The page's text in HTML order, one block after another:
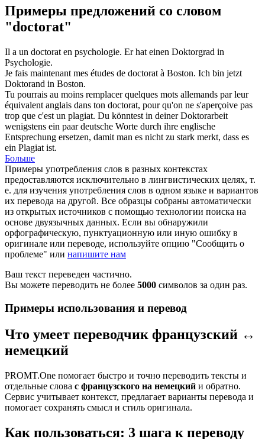
Примеры предложений со словом
"doctorat"
Il a un doctorat en psychologie. Er hat einen Doktorgrad in
Psychologie.
Je fais maintenant mes études de doctorat à Boston. Ich bin jetzt
Doktorand in Boston.
Tu pourrais au moins remplacer quelques mots allemands par leur
équivalent anglais dans ton doctorat, pour qu'on ne s'aperçoive pas
trop que c'est un plagiat. Du könntest in deiner Doktorarbeit
wenigstens ein paar deutsche Worte durch ihre englische
Entsprechung ersetzen, damit man es nicht zu stark merkt, dass es
ein Plagiat ist.
Больше
Примеры употребления слов в разных контекстах
предоставляются исключительно в лингвистических целях, т.
е. для изучения употребления слов в одном языке и вариантов
их перевода на другой. Все образцы собраны автоматически
из открытых источников с помощью технологии поиска на
основе двуязычных данных. Если вы обнаружили
орфографическую, пунктуационную или иную ошибку в
оригинале или переводе, используйте опцию "Сообщить о
проблеме" или напишите нам
Ваш текст переведен частично.
Вы можете переводить не более 5000 символов за один раз.
Примеры использования и перевод
Что умеет переводчик французский ↔
немецкий
PROMT.One помогает быстро и точно переводить тексты и
отдельные слова с французского на немецкий и обратно.
Сервис учитывает контекст, предлагает варианты перевода и
помогает сохранять смысл и стиль оригинала.
Как пользоваться: 3 шага к переводу